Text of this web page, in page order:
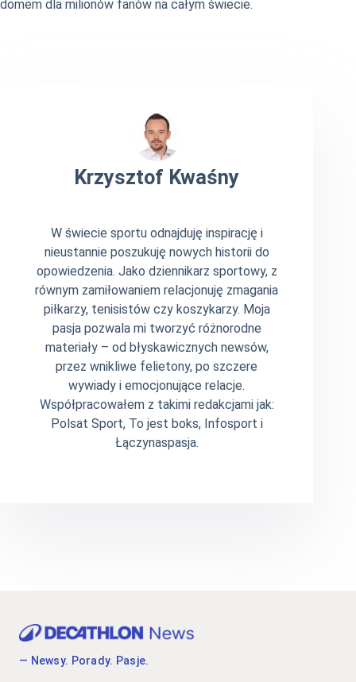
domem dla milionów fanów na całym świecie.
Krzysztof Kwaśny
W świecie sportu odnajduję inspirację i
nieustannie poszukuję nowych historii do
opowiedzenia. Jako dziennikarz sportowy, z
równym zamiłowaniem relacjonuję zmagania
piłkarzy, tenisistów czy koszykarzy. Moja
pasja pozwala mi tworzyć różnorodne
materiały – od błyskawicznych newsów,
przez wnikliwe felietony, po szczere
wywiady i emocjonujące relacje.
Współpracowałem z takimi redakcjami jak:
Polsat Sport, To jest boks, Infosport i
Łączynaspasja.
— Newsy. Porady. Pasje.